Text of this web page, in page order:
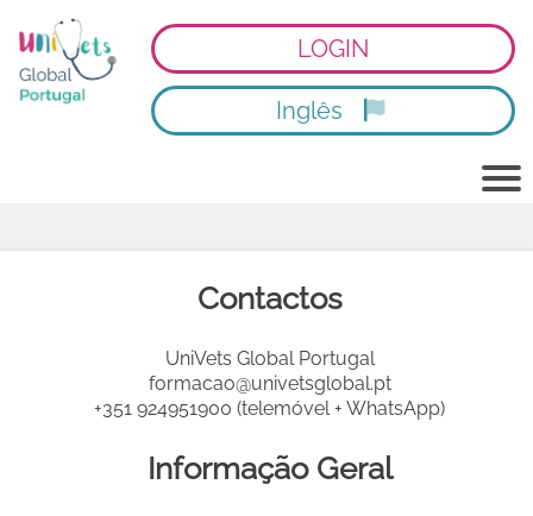
LOGIN
Inglês
Contactos
UniVets Global Portugal
formacao@univetsglobal.pt
+351 924951900 (telemóvel + WhatsApp)
Informação Geral